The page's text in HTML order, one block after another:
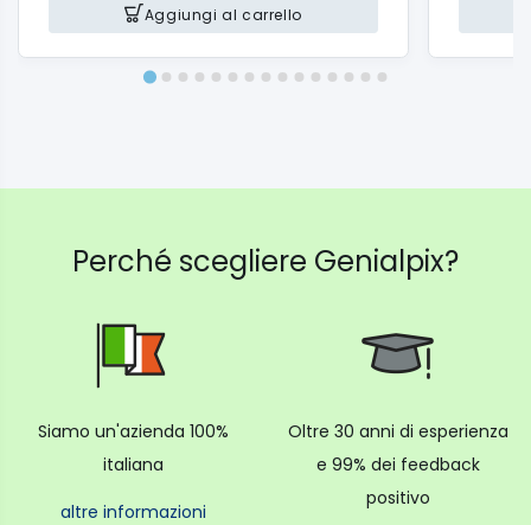
Aggiungi al carrello
Perché scegliere Genialpix?
Siamo un'azienda 100%
italiana
altre informazioni
Oltre 30 anni di esperienza
e 99% dei feedback
positivo